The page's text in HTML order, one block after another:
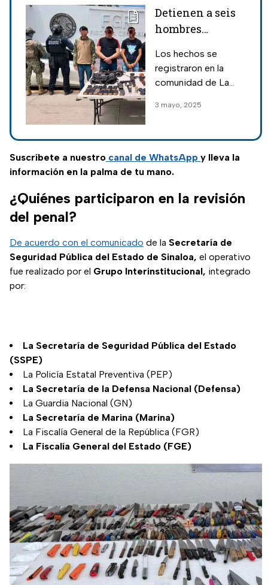
Detienen a seis
hombres
aseguran
vehículos
enfrentamientos
Sinaloa
Los hechos se
registraron en la
comunidad de La
todo lo asegurado
las autoridades
competentes.
3 mayo, 2025
Suscríbete a nuestro canal de WhatsApp y lleva la
información en la palma de tu mano.
¿Quiénes participaron en la revisión
del penal?
De acuerdo con el comunicado de la Secretaría de
Seguridad Pública del Estado de Sinaloa, el operativo
fue realizado por el Grupo Interinstitucional, integrado
por:
La Secretaría de Seguridad Pública del Estado
(SSPE)
La Policía Estatal Preventiva (PEP)
La Secretaría de la Defensa Nacional (Defensa)
La Guardia Nacional (GN)
La Secretaría de Marina (Marina)
La Fiscalía General de la República (FGR)
La Fiscalía General del Estado (FGE)